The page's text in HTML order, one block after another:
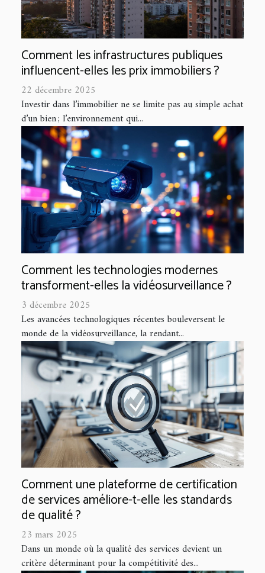
Comment les infrastructures publiques
influencent-elles les prix immobiliers ?
22 décembre 2025
Investir dans l’immobilier ne se limite pas au simple achat
d’un bien ; l’environnement qui...
Comment les technologies modernes
transforment-elles la vidéosurveillance ?
3 décembre 2025
Les avancées technologiques récentes bouleversent le
monde de la vidéosurveillance, la rendant...
Comment une plateforme de certification
de services améliore-t-elle les standards
de qualité ?
23 mars 2025
Dans un monde où la qualité des services devient un
critère déterminant pour la compétitivité des...